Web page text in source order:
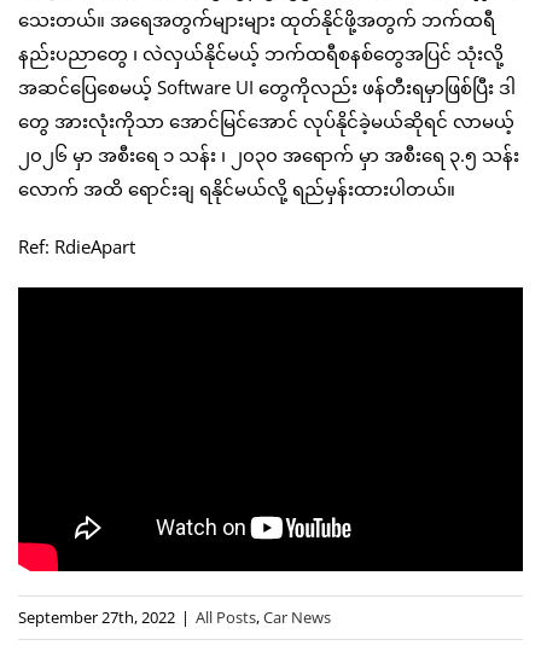
သေးတယ်။ အရေအတွက်များများ ထုတ်နိုင်ဖို့အတွက် ဘက်ထရီ
နည်းပညာတွေ ၊ လဲလှယ်နိုင်မယ့် ဘက်ထရီစနစ်တွေအပြင် သုံးလို့
အဆင်ပြေစေမယ့် Software UI တွေကိုလည်း ဖန်တီးရမှာဖြစ်ပြီး ဒါ
တွေ အားလုံးကိုသာ အောင်မြင်အောင် လုပ်နိုင်ခဲ့မယ်ဆိုရင် လာမယ့်
၂၀၂၆ မှာ အစီးရေ ၁ သန်း ၊ ၂၀၃၀ အရောက် မှာ အစီးရေ ၃.၅ သန်း
လောက် အထိ ရောင်းချ ရနိုင်မယ်လို့ ရည်မှန်းထားပါတယ်။
Ref: RdieApart
September 27th, 2022 | All Posts,Car News